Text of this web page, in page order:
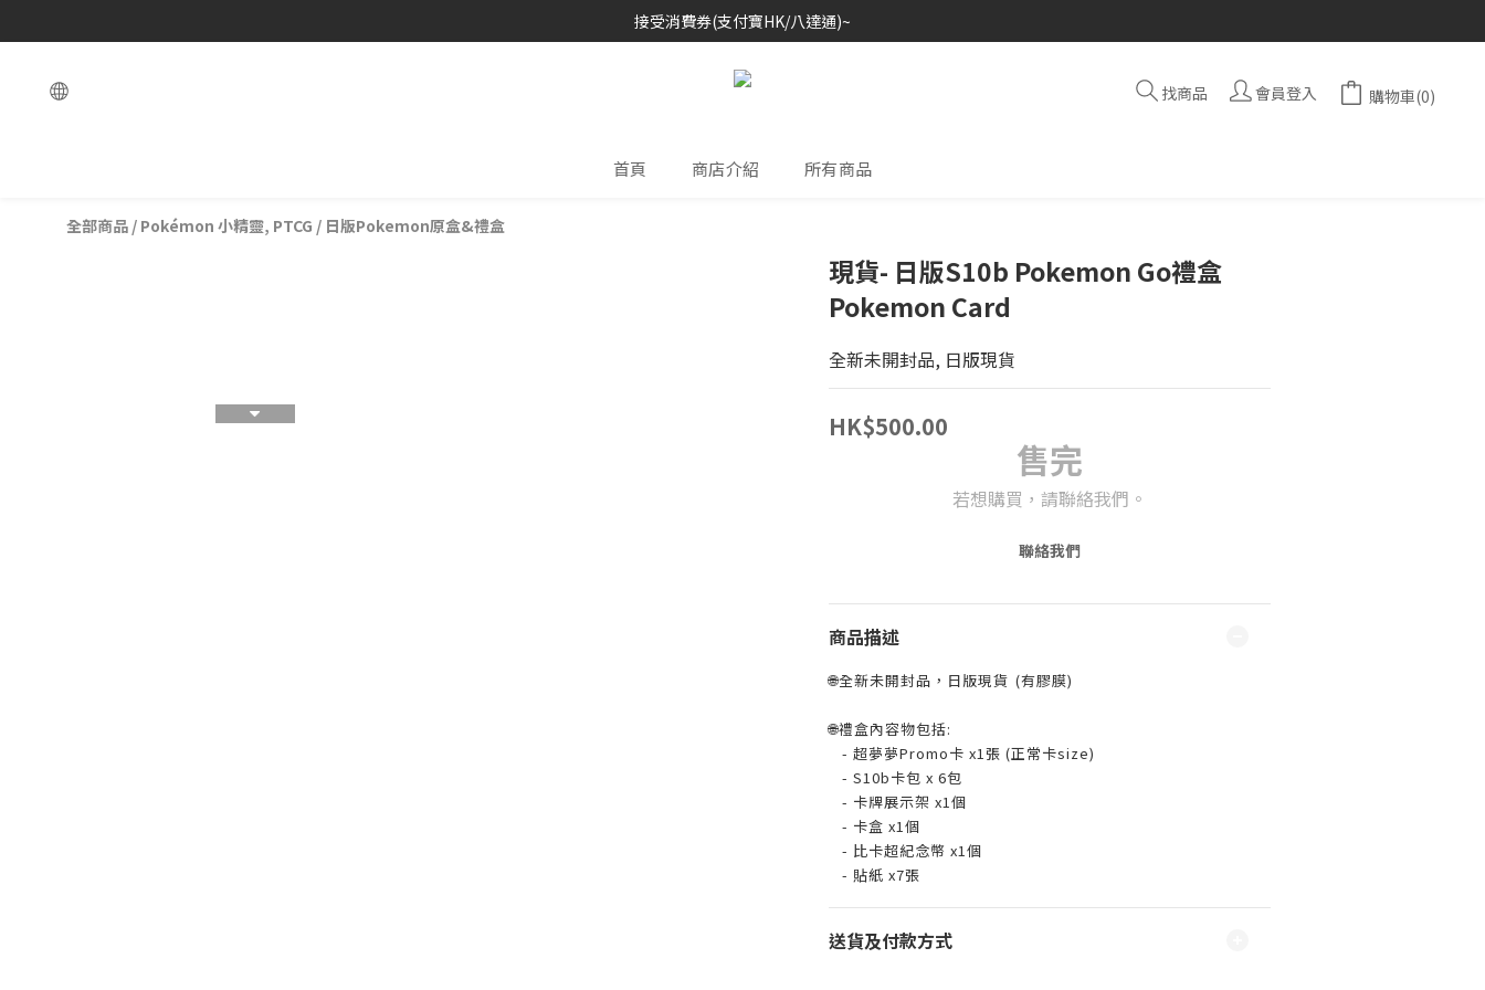
歡迎各位玩具收藏家~
接受消費券(支付寶HK/八達通)~
找商品
會員登入 購物車(0)
首頁 商店介紹 所有商品
全部商品 / Pokémon 小精靈, PTCG / 日版Pokemon原盒&禮盒
現貨- 日版S10b Pokemon Go禮盒
Pokemon Card
全新未開封品, 日版現貨
HK$500.00
售完
若想購買，請聯絡我們。
聯絡我們
商品描述
🌐全新未開封品，日版現貨 ⁣⁣(有膠膜)
🌐禮盒內容物包括:
- 超夢夢Promo卡 x1張 (正常卡size)
- S10b卡包 x 6包
- 卡牌展示架 x1個
- 卡盒 x1個
- 比卡超紀念幣 x1個
- 貼紙 x7張
送貨及付款方式